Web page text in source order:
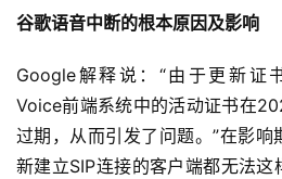
谷歌语音中断的根本原因及影响
Google解释说：“由于更新证
Voice前端系统中的活动证书在
过期，从而引发了问题。”在影
新建立SIP连接的客户端都无法